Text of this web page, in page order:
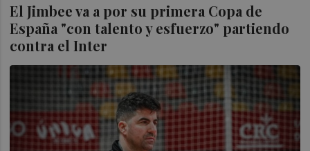
El Jimbee va a por su primera Copa de
España "con talento y esfuerzo" partiendo
contra el Inter